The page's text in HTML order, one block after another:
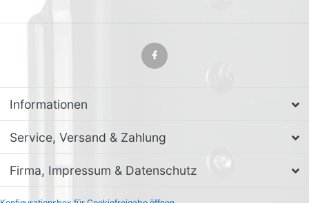
Informationen
Service, Versand & Zahlung
Firma, Impressum & Datenschutz